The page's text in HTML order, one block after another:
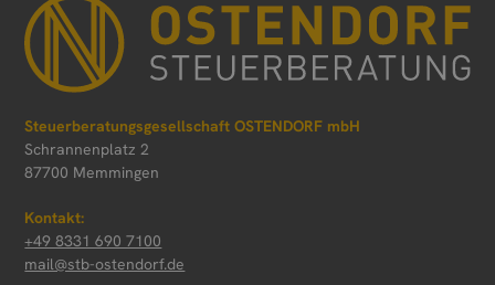
Steuerberatungsgesellschaft OSTENDORF mbH
Schrannenplatz 2
87700 Memmingen
Kontakt:
+49 8331 690 7100
mail@stb-ostendorf.de